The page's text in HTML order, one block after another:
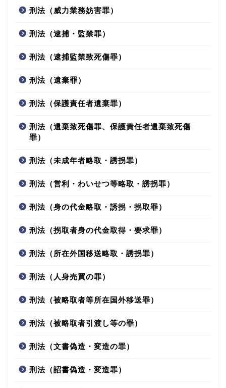
刑法（威力業務妨害罪）
刑法（逮捕・監禁罪）
刑法（逮捕監禁致死傷罪）
刑法（遺棄罪）
刑法（保護責任者遺棄罪）
刑法（遺棄致死傷罪、保護責任者遺棄致死傷
罪）
刑法（未成年者略取・誘拐罪）
刑法（営利・わいせつ等略取・誘拐罪）
刑法（身の代金略取・誘拐・拐取罪）
刑法（拐取者身の代金取得・要求罪）
刑法（所在外国移送略取・誘拐罪）
刑法（人身売買の罪）
刑法（被略取者等所在国外移送罪）
刑法（被略取者引渡し等の罪）
刑法（文書偽造・変造の罪）
刑法（詔書偽造・変造罪）